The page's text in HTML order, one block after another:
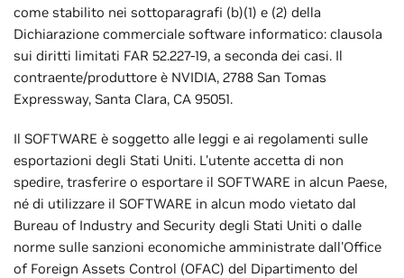
come stabilito nei sottoparagrafi (b)(1) e (2) della
Dichiarazione commerciale software informatico: clausola
sui diritti limitati FAR 52.227-19, a seconda dei casi. Il
contraente/produttore è NVIDIA, 2788 San Tomas
Expressway, Santa Clara, CA 95051.
Il SOFTWARE è soggetto alle leggi e ai regolamenti sulle
esportazioni degli Stati Uniti. L'utente accetta di non
spedire, trasferire o esportare il SOFTWARE in alcun Paese,
né di utilizzare il SOFTWARE in alcun modo vietato dal
Bureau of Industry and Security degli Stati Uniti o dalle
norme sulle sanzioni economiche amministrate dall'Office
of Foreign Assets Control (OFAC) del Dipartimento del